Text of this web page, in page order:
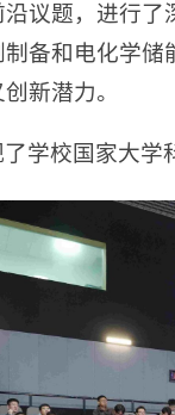
议题，进行
备和电化学
新潜力。
学校国家大学